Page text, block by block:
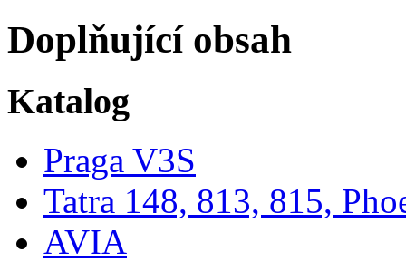
Doplňující obsah
Katalog
Praga V3S
Tatra 148, 813, 815,
AVIA